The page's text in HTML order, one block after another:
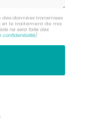
données transmises
et le traitement de ma
ne sera faite des
confidentialité)